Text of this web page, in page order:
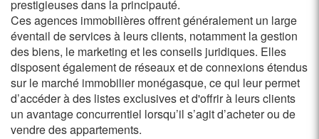
prestigieuses dans la principauté.
Ces agences immobilières offrent généralement un large
éventail de services à leurs clients, notamment la gestion
des biens, le marketing et les conseils juridiques. Elles
disposent également de réseaux et de connexions étendus
sur le marché immobilier monégasque, ce qui leur permet
d’accéder à des listes exclusives et d'offrir à leurs clients
un avantage concurrentiel lorsqu’il s’agit d’acheter ou de
vendre des appartements.